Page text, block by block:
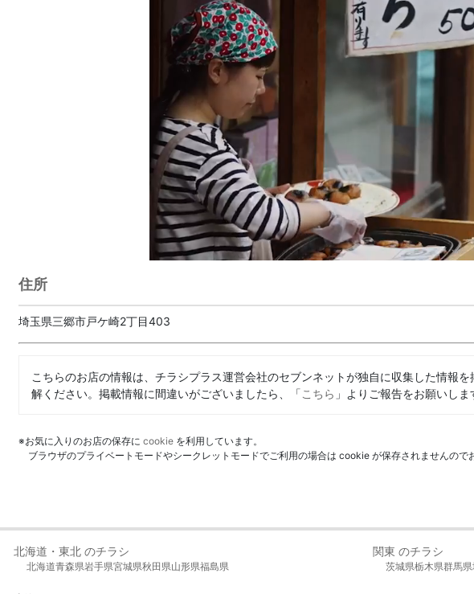
住所
埼玉県三郷市戸ケ崎2丁目403
こちらのお店の情報は、チラシプラス運営会社のセブンネットが独自に収集した情報
解ください。掲載情報に間違いがございましたら、「こちら 」よりご報告をお願いしま
※お気に入りのお店の保存に cookie を利用しています。
ブラウザのプライベートモードやシークレットモードでご利用の場合は cookie が保存されませんので
北海道・東北 のチラシ
北海道青森県岩手県宮城県秋田県山形県福島県
関東 のチラシ
茨城県栃木県群馬県